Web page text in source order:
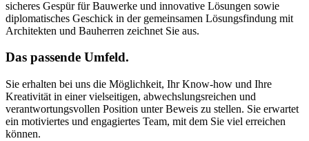
sicheres Gespür für Bauwerke und innovative Lösungen sowie
diplomatisches Geschick in der gemeinsamen Lösungsfindung mit
Architekten und Bauherren zeichnet Sie aus.
Das passende Umfeld.
Sie erhalten bei uns die Möglichkeit, Ihr Know-how und Ihre
Kreativität in einer vielseitigen, abwechslungsreichen und
verantwortungsvollen Position unter Beweis zu stellen. Sie erwartet
ein motiviertes und engagiertes Team, mit dem Sie viel erreichen
können.